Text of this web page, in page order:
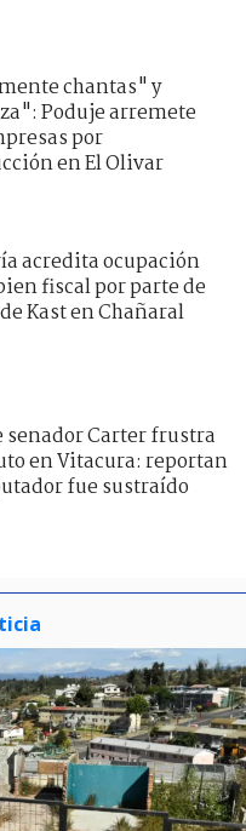
chantas" y
Poduje arremete
por
en El Olivar
acredita ocupación
fiscal por parte de
Kast en Chañaral
senador Carter frustra
en Vitacura: reportan
fue sustraído